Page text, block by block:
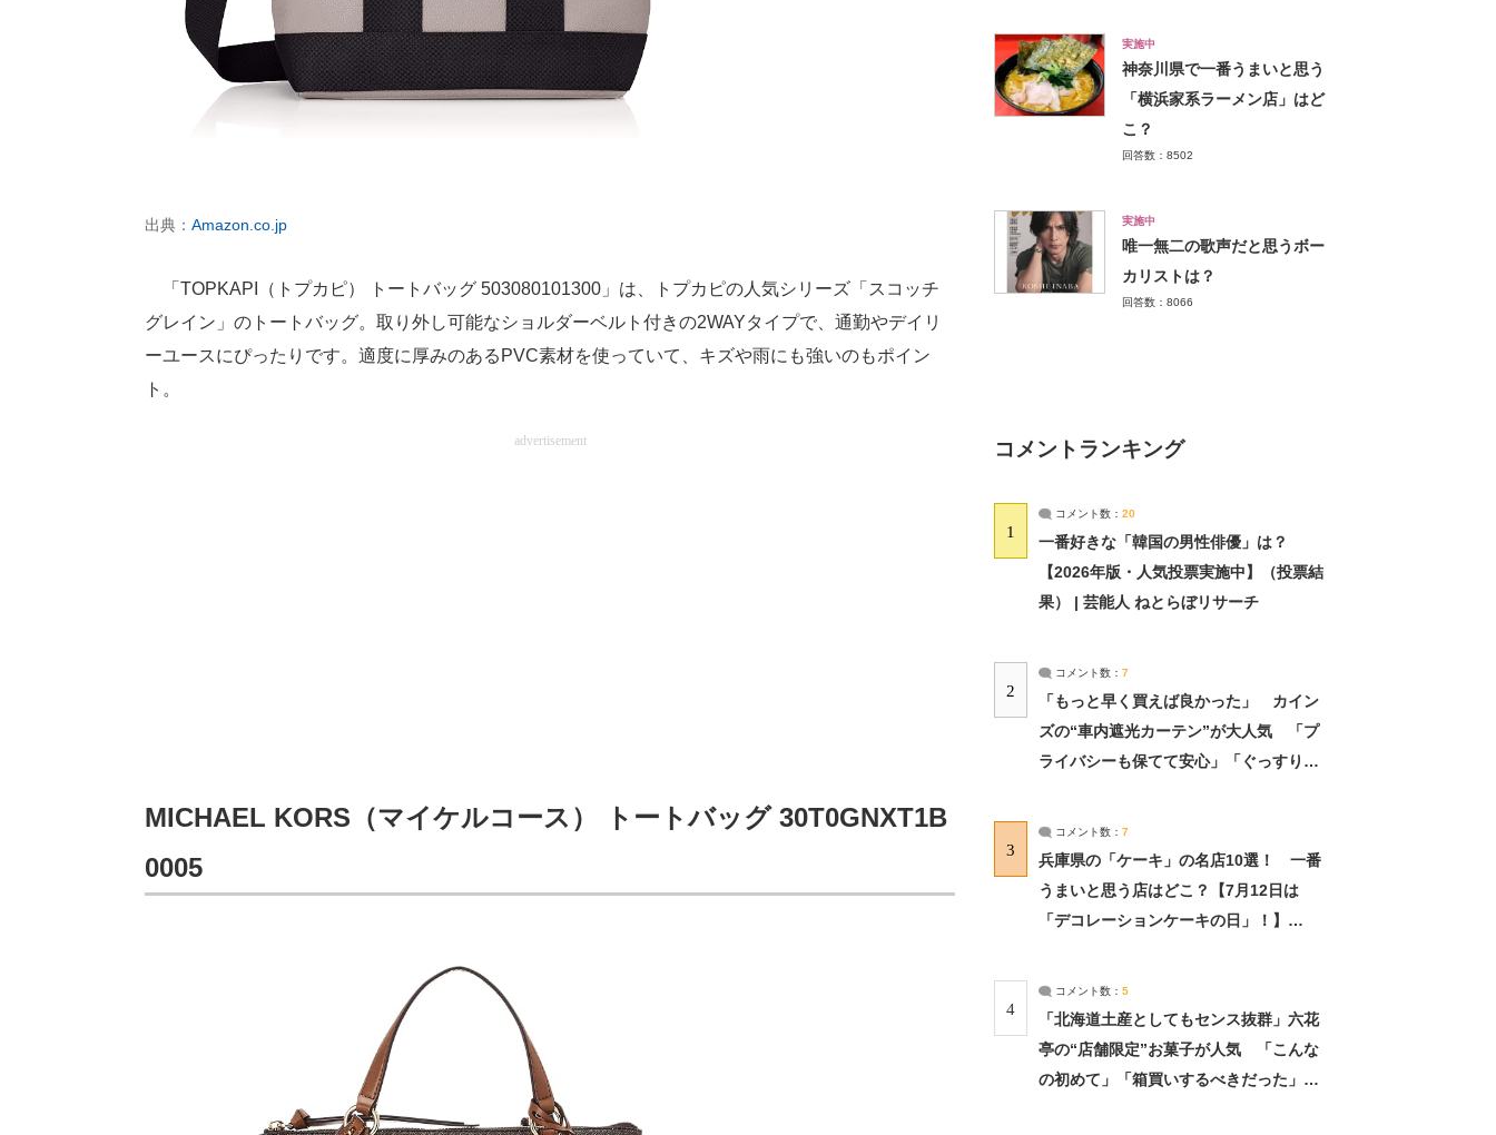
出典： Amazon.co.jp
「TOPKAPI（トプカピ） トートバッグ 503080101300」は、トプカピの人気シリーズ「スコッチ
グレイン」のトートバッグ。取り外し可能なショルダーベルト付きの2WAYタイプで、通勤やデイリ
ーユースにぴったりです。適度に厚みのあるPVC素材を使っていて、キズや雨にも強いのもポイン
ト。
advertisement
MICHAEL KORS（マイケルコース） トートバッグ 30T0GNXT1B
0005
実施中
神奈川県で一番うまいと思う
「横浜家系ラーメン店」はど
こ？
回答数：8502
実施中
唯一無二の歌声だと思うボー
カリストは？
回答数：8066
コメントランキング
1
コメント数： 20
一番好きな「韓国の男性俳優」は？
【2026年版・人気投票実施中】（投票結
果） | 芸能人 ねとらぼリサーチ
2
コメント数： 7
「もっと早く買えば良かった」 カイン
ズの“車内遮光カーテン”が大人気 「プ
ライバシーも保てて安心」「ぐっすり眠
3
コメント数： 7
兵庫県の「ケーキ」の名店10選！ 一番
うまいと思う店はどこ？【7月12日は
「デコレーションケーキの日」！】
4
コメント数： 5
「北海道土産としてもセンス抜群」六花
亭の“店舗限定”お菓子が人気 「こんな
の初めて」「箱買いするべきだった」